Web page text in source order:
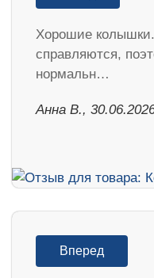
Хорошие
справляются,
нормальн…
Анна В.,
Вперед